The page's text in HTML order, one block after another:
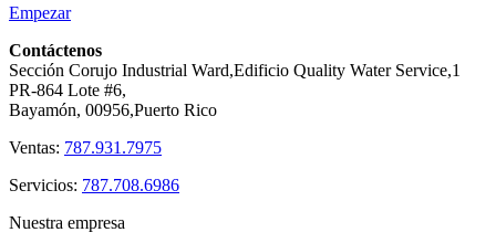
Empezar
Contáctenos
Sección Corujo Industrial Ward,Edificio Quality Water Service,1
PR-864 Lote #6,
Bayamón, 00956,Puerto Rico
Ventas: 787.931.7975
Servicios: 787.708.6986
Nuestra empresa